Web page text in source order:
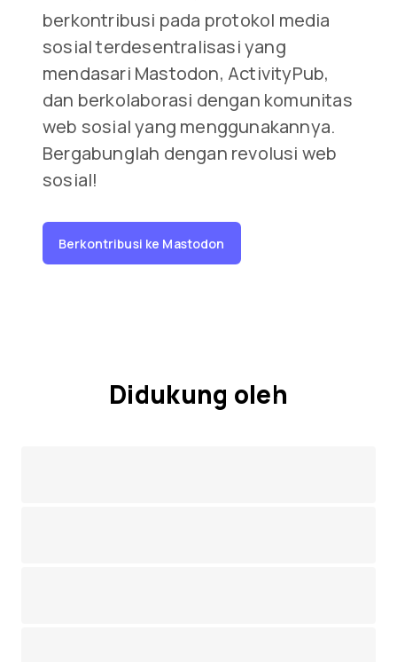
berkontribusi pada protokol media
sosial terdesentralisasi yang
mendasari Mastodon, ActivityPub,
dan berkolaborasi dengan komunitas
web sosial yang menggunakannya.
Bergabunglah dengan revolusi web
sosial!
Berkontribusi ke Mastodon
Didukung oleh